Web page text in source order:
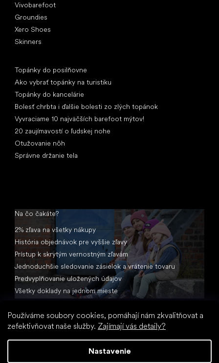
Používáme soubory cookies, pomáhají nám zkvalitňovat a
zefektivňovat naše služby. Zajímají vás detaily?
Nastavenie
Vivobarefoot
Groundies
Xero Shoes
Skinners
Topánky do posilňovne
Ako vybrať topánky na turistiku
Topánky do kancelárie
Bolesť chrbta i ďalšie bolesti zo zlých topánok
Vyvraciame 10 najväčších barefoot mýtov!
20 zaujímavostí o ľudskej nohe
Otužovanie nôh
Správne držanie tela
Na čo čakáte?
2% zľava na všetky nákupy
História objednávok pre vyššie zľavy
Prístup k skrytým vernostným zľavám
Jednoduchšie sledovanie zásielok a vrátenie tovaru
Predvyplňovanie uložených údajov
Všetky doklady na jednom mieste
Vytvoril Shoptet